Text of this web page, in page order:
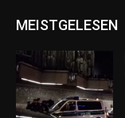
MEISTGELESEN